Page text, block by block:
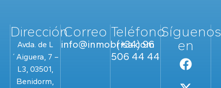
Dirección
Avda. de L
´Aiguera, 7 –
L3, 03501,
Benidorm,
Correo
info@inmobrisa.com
Teléfono
(+34) 96
506 44 44
en